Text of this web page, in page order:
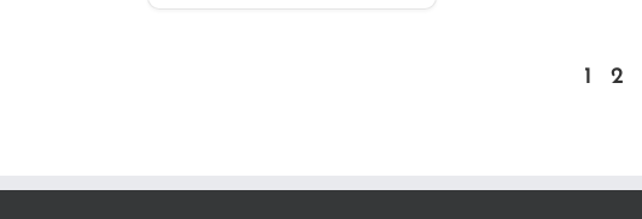
1 2